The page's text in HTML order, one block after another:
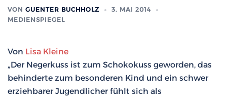
VON GUENTER BUCHHOLZ
3. MAI 2014
MEDIENSPIEGEL
Von Lisa Kleine
„Der Negerkuss ist zum Schokokuss geworden, das
behinderte zum besonderen Kind und ein schwer
erziehbarer Jugendlicher fühlt sich als